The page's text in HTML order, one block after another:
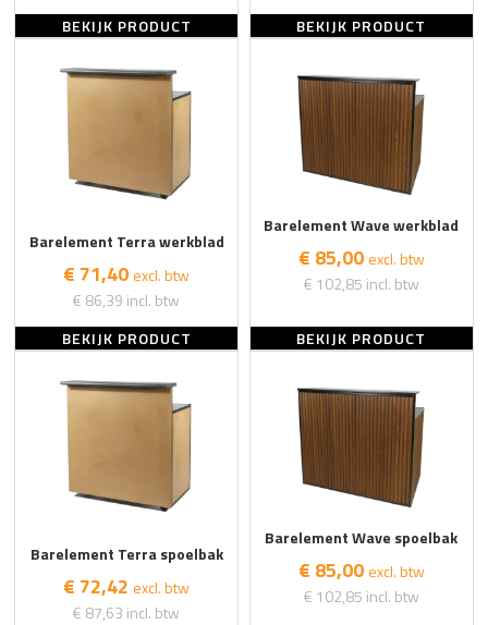
BEKIJK PRODUCT
BEKIJK PRODUCT
Barelement Terra werkblad
€ 71,40 excl. btw
€ 86,39 incl. btw
BEKIJK PRODUCT
Barelement Wave werkblad
€ 85,00 excl. btw
€ 102,85 incl. btw
BEKIJK PRODUCT
Barelement Terra spoelbak
€ 72,42 excl. btw
€ 87,63 incl. btw
Barelement Wave spoelbak
€ 85,00 excl. btw
€ 102,85 incl. btw